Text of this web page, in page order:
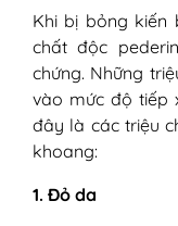
Khi bị bỏng kiến
chất độc
chứng. Những
vào mức độ tiếp
đây là các triệu
khoang:
1. Đỏ da